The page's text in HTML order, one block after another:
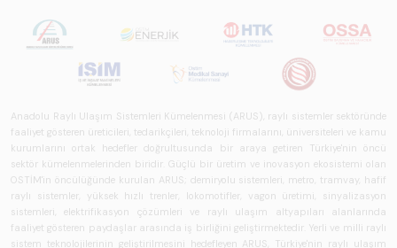
sektörünü teknoloji
eğilimleri,
ekosistem yapısı
ve gelecek
açısından kapsamlı
biçimde ele alan
bir referans
çalışmasıdır.
Anadolu Raylı Ulaşım Sistemleri Kümelenmesi (ARUS), raylı sistemler sektöründe
faaliyet gösteren üreticileri, tedarikçileri, teknoloji firmalarını, üniversiteleri ve kamu
kurumlarını ortak hedefler doğrultusunda bir araya getiren Türkiye'nin öncü
sektör kümelenmelerinden biridir. Güçlü bir üretim ve inovasyon ekosistemi olan
OSTİM'in öncülüğünde kurulan ARUS; demiryolu sistemleri, metro, tramvay, hafif
raylı sistemler, yüksek hızlı trenler, lokomotifler, vagon üretimi, sinyalizasyon
sistemleri, elektrifikasyon çözümleri ve raylı ulaşım altyapıları alanlarında
faaliyet gösteren paydaşlar arasında iş birliğini geliştirmektedir. Yerli ve milli raylı
sistem teknolojilerinin geliştirilmesini hedefleyen ARUS, Türkiye'nin raylı ulaşım